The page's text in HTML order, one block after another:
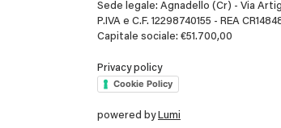
Sede legale: Agnadello (Cr) - Via
P.IVA e C.F. 12298740155 - REA
Capitale sociale: €51.700,00
Privacy policy
Cookie Policy
powered by Lumi